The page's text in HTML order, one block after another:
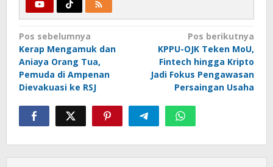
Navigasi
pos
Pos sebelumnya
Kerap Mengamuk dan
Aniaya Orang Tua,
Pemuda di Ampenan
Dievakuasi ke RSJ
Pos berikutnya
KPPU-OJK Teken MoU,
Fintech hingga Kripto
Jadi Fokus Pengawasan
Persaingan Usaha